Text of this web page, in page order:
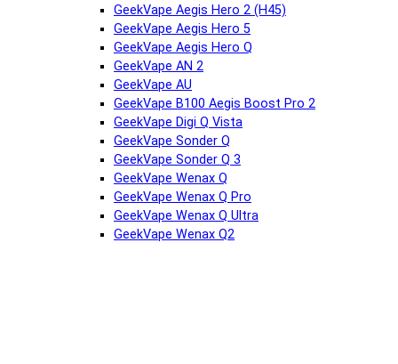
GeekVape Aegis Hero 2 (H45)
GeekVape Aegis Hero 5
GeekVape Aegis Hero Q
GeekVape AN 2
GeekVape AU
GeekVape B100 Aegis Boost Pro 2
GeekVape Digi Q Vista
GeekVape Sonder Q
GeekVape Sonder Q 3
GeekVape Wenax Q
GeekVape Wenax Q Pro
GeekVape Wenax Q Ultra
GeekVape Wenax Q2